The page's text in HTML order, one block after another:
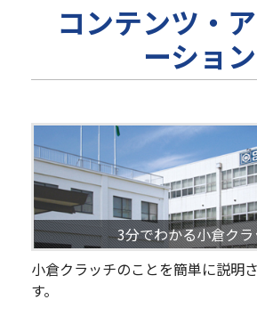
コンテンツ・
ーション
3分でわかる小倉ク
小倉クラッチのことを簡単に説明
す。